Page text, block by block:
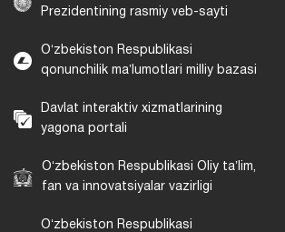
Prezidentining rasmiy veb-sayti
Oʻzbekiston Respublikasi
qonunchilik maʼlumotlari milliy bazasi
Davlat interaktiv xizmatlarining
yagona portali
Oʻzbekiston Respublikasi Oliy taʼlim,
fan va innovatsiyalar vazirligi
Oʻzbekiston Respublikasi